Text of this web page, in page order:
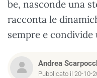
be, nasconde una
racconta le
sempre e
Andrea
Pubblicato il 20-10-